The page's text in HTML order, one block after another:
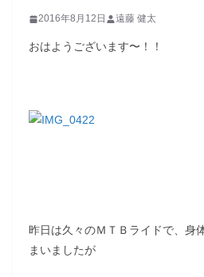
2016年8月12日 遠藤 健太
おはようございます〜！！
昨日は久々のＭＴＢライドで、身
まいましたが